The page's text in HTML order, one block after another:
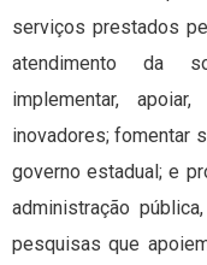
serviços prestados
atendimento da
implementar,
inovadores; fomentar
governo estadual; e
administração
pesquisas que